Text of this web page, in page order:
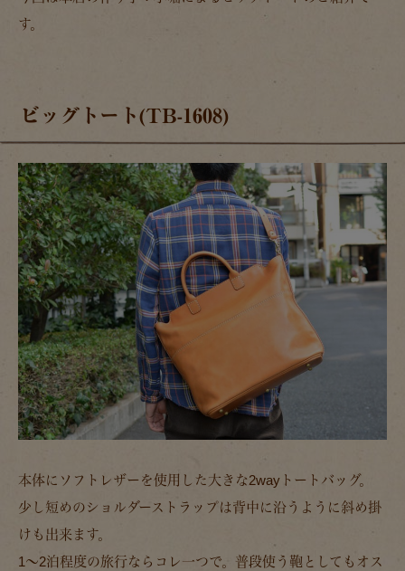
す。
ビッグトート(TB-1608)
本体にソフトレザーを使用した大きな2wayトートバッグ。
少し短めのショルダーストラップは背中に沿うように斜め掛
けも出来ます。
1～2泊程度の旅行ならコレ一つで。普段使う鞄としてもオス